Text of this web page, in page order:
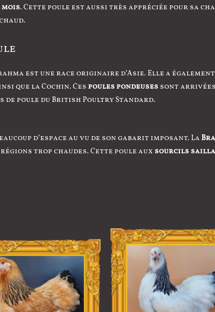
mois. Cette poule est aussi très appréciée pour sa
est une race originaire d’Asie. Elle a
que la Cochin. Ces poules pondeuses sont arrivées
de poule du British Poultry Standard.
d’espace au vu de son gabarit imposant. La
trop chaudes. Cette poule aux sourcils